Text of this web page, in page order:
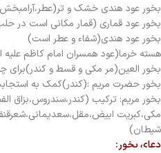
بخور عود هندی خشک و
بخور عود قماری (قمار مكانى است در
بخور عود هندی(شفاء و عطر است)
هسته خرما(عود همسران امام کاظم علیه
بخور العین(مر مکی و قسط و کندر)برای
بخور حضرت مریم :(کندر)کمک به
بخور مریم: ترکیب (کندر،سندروس،بزاق
مکی،کبریت
شیطان)
دعای بخور: